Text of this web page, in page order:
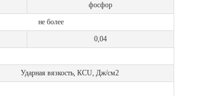
фосфор
не более
0,04
Ударная вязкость, КСU, Дж/см2